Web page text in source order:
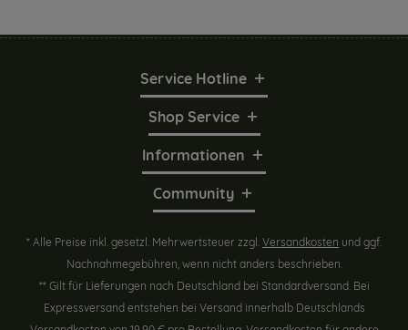
Service Hotline
Shop Service
Informationen
Community
* Alle Preise inkl. gesetzl. Mehrwertsteuer zzgl. Versandkosten und ggf.
Nachnahmegebühren, wenn nicht anders beschrieben.
** Gilt für Lieferungen nach Deutschland bei Standardversand. Bei
Expressversand entstehen bei Versand innerhalb Deutschlands